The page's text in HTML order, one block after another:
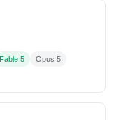
Fable 5
Opus 5